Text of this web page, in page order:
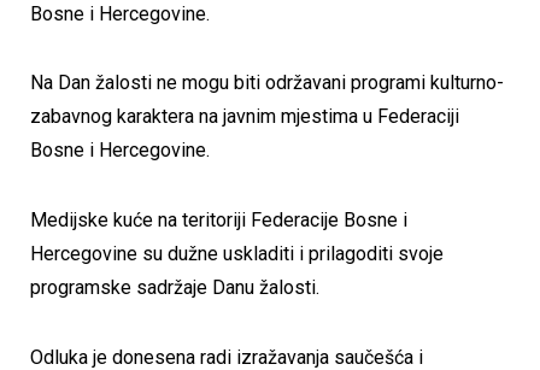
Bosne i Hercegovine.
Na Dan žalosti ne mogu biti održavani programi kulturno-
zabavnog karaktera na javnim mjestima u Federaciji
Bosne i Hercegovine.
Medijske kuće na teritoriji Federacije Bosne i
Hercegovine su dužne uskladiti i prilagoditi svoje
programske sadržaje Danu žalosti.
Odluka je donesena radi izražavanja saučešća i